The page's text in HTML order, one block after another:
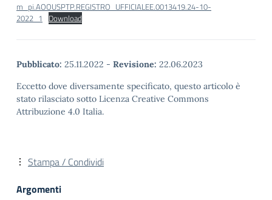
m_pi.AOOUSPTP.REGISTRO_UFFICIALEE.0013419.24-10-
2022_1
Download
Pubblicato: 25.11.2022 - Revisione: 22.06.2023
Eccetto dove diversamente specificato, questo articolo è
stato rilasciato sotto Licenza Creative Commons
Attribuzione 4.0 Italia.
Stampa / Condividi
Argomenti